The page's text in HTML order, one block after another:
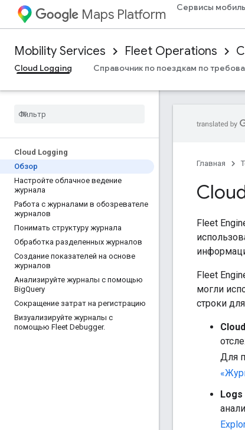
Maps Platform Сервисы
Mobility Services Fleet Operations
Cloud Logging Справочник по поездкам по
Cloud Logging
Обзор
Настройте облачное ведение
журнала
Работа с журналами в обозревателе
журналов
Понимать структуру журнала
Обработка разделенных журналов
Создание показателей на основе
журналов
Анализируйте журналы с помощью
BigQuery
Сокращение затрат на регистрацию
Визуализируйте журналы с
помощью Fleet Debugger.
Главная
Fleet
Fleet
могли
строки
Для
Logs